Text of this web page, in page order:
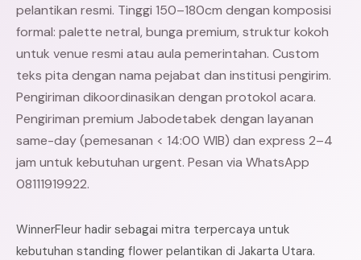
pelantikan resmi. Tinggi 150–180cm dengan komposisi
formal: palette netral, bunga premium, struktur kokoh
untuk venue resmi atau aula pemerintahan. Custom
teks pita dengan nama pejabat dan institusi pengirim.
Pengiriman dikoordinasikan dengan protokol acara.
Pengiriman premium Jabodetabek dengan layanan
same-day (pemesanan < 14:00 WIB) dan express 2–4
jam untuk kebutuhan urgent. Pesan via WhatsApp
08111919922.
WinnerFleur hadir sebagai mitra terpercaya untuk
kebutuhan standing flower pelantikan di Jakarta Utara.